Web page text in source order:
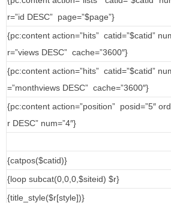
r=”id DESC” page=”$page”}
{pc:content action=”hits” catid=”$catid”
r=”views DESC” cache=”3600″}
{pc:content action=”hits” catid=”$catid”
=”monthviews DESC” cache=”3600″}
{pc:content action=”position” posid=”5″
r DESC” num=”4″}
{catpos($catid)}
{loop subcat(0,0,0,$siteid) $r}
{title_style($r[style])}